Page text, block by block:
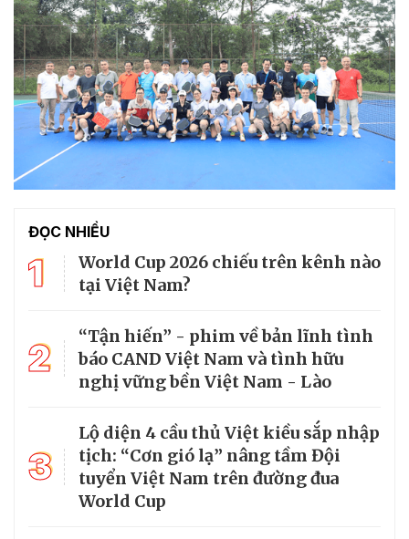
ĐỌC NHIỀU
1
World Cup 2026 chiếu trên kênh nào
tại Việt Nam?
2
“Tận hiến” - phim về bản lĩnh tình
báo CAND Việt Nam và tình hữu
nghị vững bền Việt Nam - Lào
3
Lộ diện 4 cầu thủ Việt kiều sắp nhập
tịch: “Cơn gió lạ” nâng tầm Đội
tuyển Việt Nam trên đường đua
World Cup